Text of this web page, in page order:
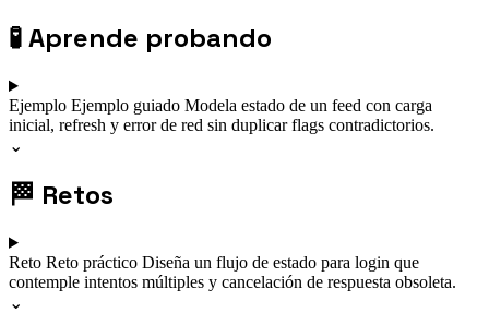
🧪Aprende probando
Ejemplo Ejemplo guiado Modela estado de un feed con carga
inicial, refresh y error de red sin duplicar flags contradictorios.
⌄
🏁 Retos
Reto Reto práctico Diseña un flujo de estado para login que
contemple intentos múltiples y cancelación de respuesta obsoleta.
⌄